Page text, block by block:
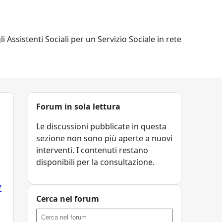
Assistenti Sociali per un Servizio Sociale in rete
Forum in sola lettura
Le discussioni pubblicate in questa
sezione non sono più aperte a nuovi
interventi. I contenuti restano
disponibili per la consultazione.
Cerca nel forum